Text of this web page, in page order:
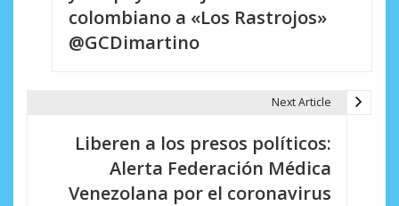
colombiano a «Los Rastrojos»
@GCDimartino
Next Article
Liberen a los presos políticos:
Alerta Federación Médica
Venezolana por el coronavirus